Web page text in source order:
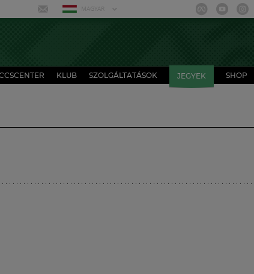
MAGYAR
KLUB SZOLGÁLTATÁSOK JEGYEK SHOP